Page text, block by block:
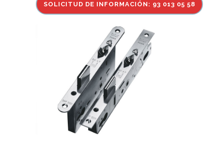
SOLICITUD DE INFORMACIÓN: 93 013 05 58